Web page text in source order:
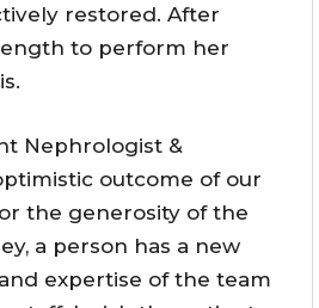
restored. After
to perform her
Nephrologist &
outcome of our
the generosity of the
a person has a new
expertise of the team